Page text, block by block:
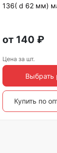
136( d 62 мм)
от 140 ₽
Цена за шт.
Выбрать
Купить по